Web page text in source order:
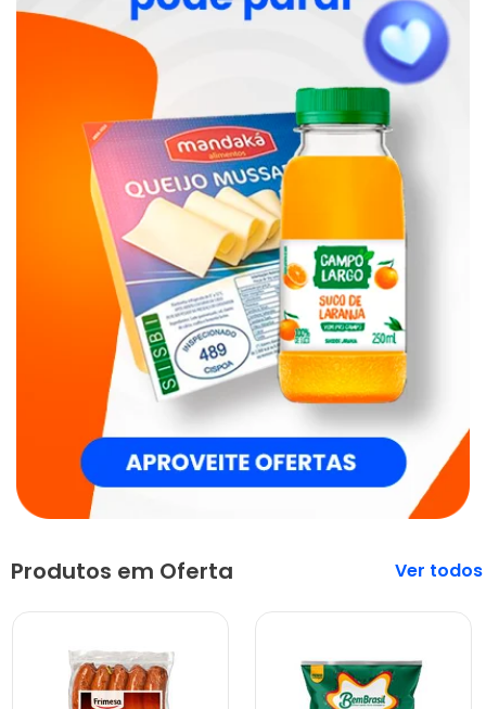
Produtos em Oferta